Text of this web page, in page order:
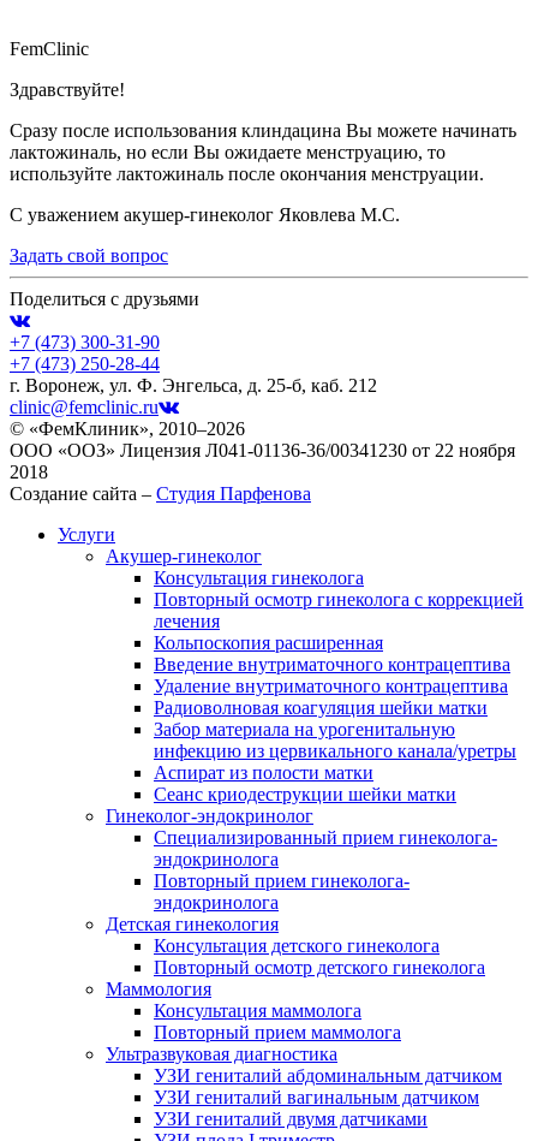
FemClinic
Здравствуйте!
Сразу после использования клиндацина Вы можете начинать
лактожиналь, но если Вы ожидаете менструацию, то
используйте лактожиналь после окончания менструации.
С уважением акушер-гинеколог Яковлева М.С.
Задать свой вопрос
Поделиться с друзьями
+7 (473) 300-31-90
+7 (473) 250-28-44
г. Воронеж, ул. Ф. Энгельса, д. 25-б, каб. 212
clinic@femclinic.ru
© «ФемКлиник», 2010–2026
ООО «ООЗ» Лицензия Л041-01136-36/00341230 от 22 ноября
2018
Создание сайта – Студия Парфенова
Услуги
Акушер-гинеколог
Консультация гинеколога
Повторный осмотр гинеколога с коррекцией
лечения
Кольпоскопия расширенная
Введение внутриматочного контрацептива
Удаление внутриматочного контрацептива
Радиоволновая коагуляция шейки матки
Забор материала на урогенитальную
инфекцию из цервикального канала/уретры
Аспират из полости матки
Сеанс криодеструкции шейки матки
Гинеколог-эндокринолог
Специализированный прием гинеколога-
эндокринолога
Повторный прием гинеколога-
эндокринолога
Детская гинекология
Консультация детского гинеколога
Повторный осмотр детского гинеколога
Маммология
Консультация маммолога
Повторный прием маммолога
Ультразвуковая диагностика
УЗИ гениталий абдоминальным датчиком
УЗИ гениталий вагинальным датчиком
УЗИ гениталий двумя датчиками